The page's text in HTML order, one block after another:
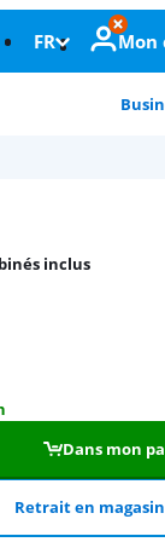
FR Mon
inclus
Dans mon
Retrait en magasin